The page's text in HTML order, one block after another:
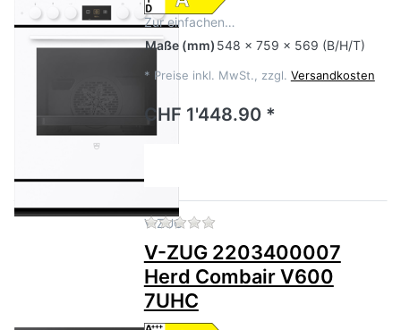
Zur einfachen…
Maße (mm) 548 x 759 x 569 (B/H/T)
* Preise inkl. MwSt., zzgl. Versandkosten
CHF 1'448.90 *
V-ZUG Zu diesem Produkt liegen
V-ZUG 2203400007
Herd Combair V600
7UHC